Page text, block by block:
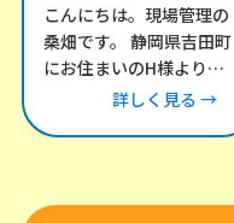
こんにちは。現場管理の
桑畑です。 静岡県吉田町
にお住まいのH様より、
「風が強い日にカーポー
詳しく見る →